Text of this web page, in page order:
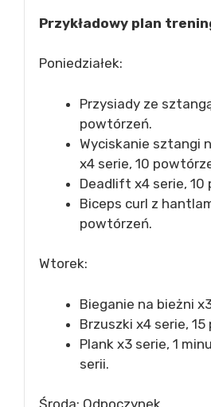
Przykładowy plan
Poniedziałek:
Przysiady ze
powtórzeń.
Wyciskanie sztangi
x4 serie, 10
Deadlift x4 serie, 10
Biceps curl z
powtórzeń.
Wtorek:
Bieganie na bieżni
Brzuszki x4 serie,
Plank x3 serie, 1
serii.
Środa: Odpoczynek